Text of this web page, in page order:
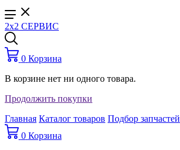
2x2 СЕРВИС
0 Корзина
В корзине нет ни одного товара.
Продолжить покупки
Главная Каталог товаров Подбор запчастей
0 Корзина